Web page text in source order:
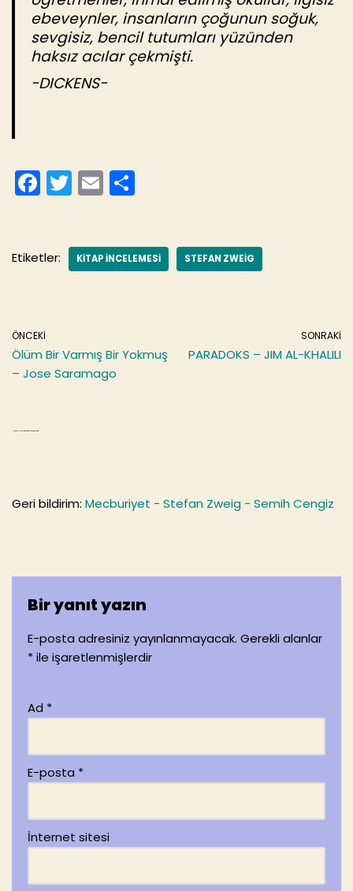
ebeveynler, insanların çoğunun soğuk,
sevgisiz, bencil tutumları yüzünden
haksız acılar çekmişti.
-DICKENS-
F
a
e
o
k
T
w
er
E
m
l e
Etiketler: KITAP INCELEMESI STEFAN ZWEIG
ÖNCEKI
Ölüm Bir Varmış Bir Yokmuş
– Jose Saramago
SONRAKI
PARADOKS – JIM AL-KHALILI
Geri bildirim: Mecburiyet - Stefan Zweig - Semih Cengiz
Bir yanıt yazın
E-posta adresiniz yayınlanmayacak. Gerekli alanlar
*ile işaretlenmişlerdir
Ad *
E-posta *
İnternet sitesi